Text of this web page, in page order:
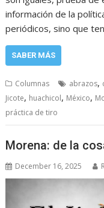
información de la
periódicos, sino que
SABER MÁS
Columnas abrazos,
Jicote, huachicol, México,
práctica de tiro
Morena: de la
December 16, 2025